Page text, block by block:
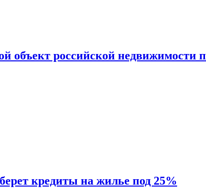
объект российской недвижимости
кредиты на жилье под 25%